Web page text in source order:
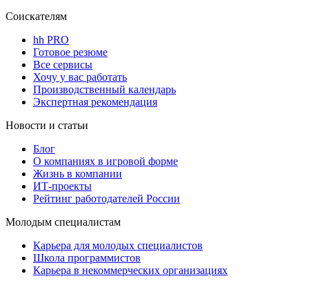
Соискателям
hh PRO
Готовое резюме
Все сервисы
Хочу у вас работать
Производственный календарь
Экспертная рекомендация
Новости и статьи
Блог
О компаниях в игровой форме
Жизнь в компании
ИТ-проекты
Рейтинг работодателей России
Молодым специалистам
Карьера для молодых специалистов
Школа программистов
Карьера в некоммерческих организациях